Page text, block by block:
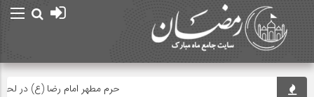
حرم مطهر امام رضا (ع) در لحظه